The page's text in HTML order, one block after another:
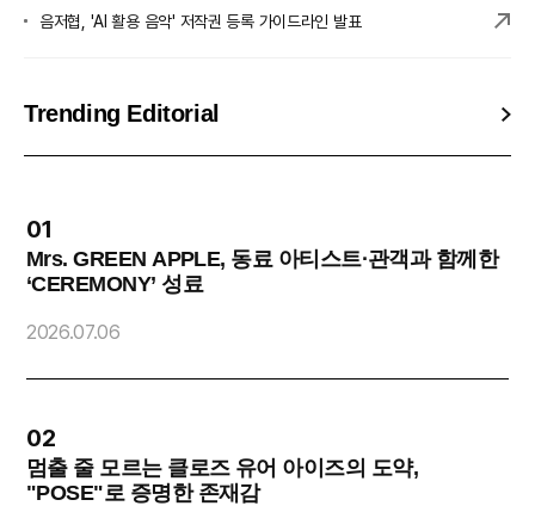
음저협, 'AI 활용 음악' 저작권 등록 가이드라인 발표
Trending Editorial
01
Mrs. GREEN APPLE, 동료 아티스트·관객과 함께한
‘CEREMONY’ 성료
2026.07.06
02
멈출 줄 모르는 클로즈 유어 아이즈의 도약,
"POSE"로 증명한 존재감